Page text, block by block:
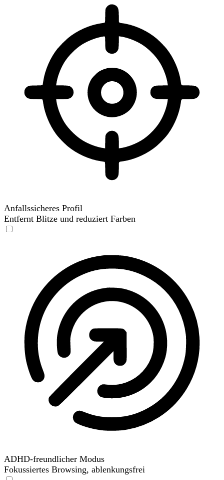
Anfallssicheres Profil
Entfernt Blitze und reduziert Farben
ADHD-freundlicher Modus
Fokussiertes Browsing, ablenkungsfrei